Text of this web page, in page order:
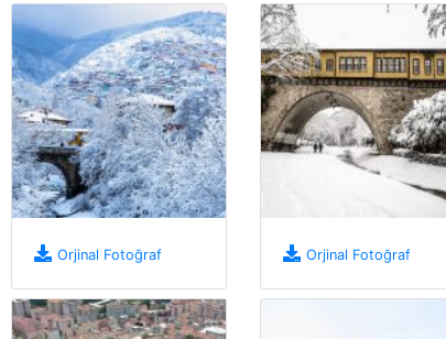
Orjinal Fotoğraf Orjinal Fotoğraf